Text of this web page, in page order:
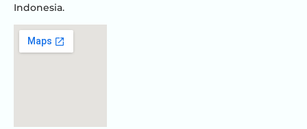
Indonesia.